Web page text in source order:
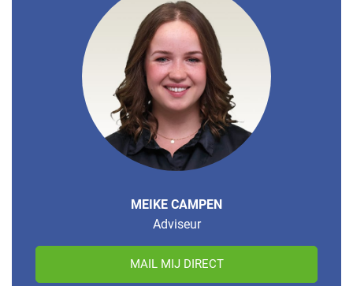
MEIKE CAMPEN
Adviseur
MAIL MIJ DIRECT